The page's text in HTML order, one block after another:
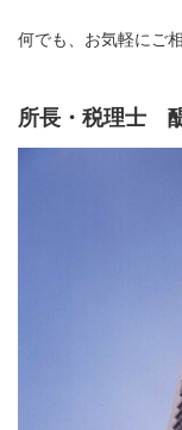
何でも、お気軽にご
所長・税理士